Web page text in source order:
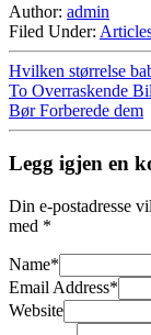
Author: admin
Filed Under:
Hvilken størrelse
To Overraskende
Bør Forberede dem
Legg igjen en
Din e-postadresse
med *
Name*
Email Address*
Website